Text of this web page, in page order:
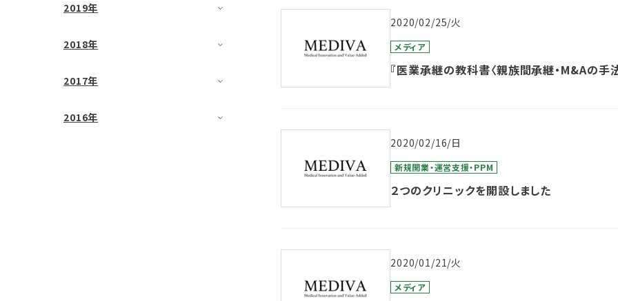
2019年
2018年
2017年
2016年
2020/02/25/火
メディア
『医業承継の教科書〈親族間承継・M&Aの手
2020/02/16/日
新規開業・運営支援・PPM
２つのクリニックを開設しました
2020/01/21/火
メディア